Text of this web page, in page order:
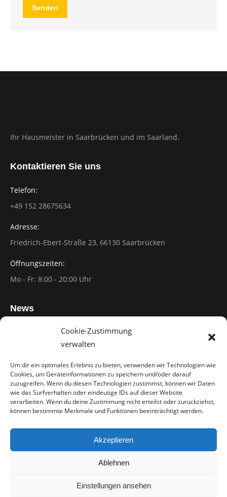
Cookie-Zustimmung
verwalten
Um dir ein optimales Erlebnis zu bieten, verwenden wir Technologien wie
Cookies, um Geräteinformationen zu speichern und/oder darauf
zuzugreifen. Wenn du diesen Technologien zustimmst, können wir Daten
wie das Surfverhalten oder eindeutige IDs auf dieser Website
verarbeiten. Wenn du deine Zustimmung nicht erteilst oder zurückziehst,
können bestimmte Merkmale und Funktionen beeinträchtigt werden.
Akzeptieren
Ablehnen
Einstellungen ansehen
Senden
Ihr Hausmeister in Saarbrücken und im Saarland.
Kontaktieren Sie uns
Telefon:
‭+49 152 28675634
Adresse:
Friedrich-Ebert-Straße 23, 66130 Saarbrücken
Öffnungszeiten:
Mo - Fr: 8:00 - 20:00 Uhr
News
Hausmeisterservice steuerlich absetzen: Wann ist es
20/12/2022
Wie finde ich den richtigen Hausmeisterservice für meine
Bedürfnisse?
20/12/2022
Was ist ein Hausmeisterservice und was sind die Aufgaben